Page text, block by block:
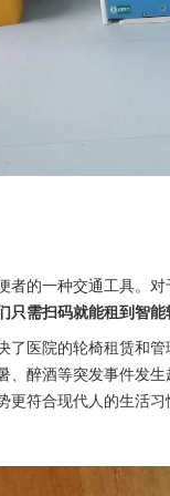
者的一种交通工具。
只需扫码就能租到智
了医院的轮椅租赁和
、醉酒等突发事件发
更符合现代人的生活习